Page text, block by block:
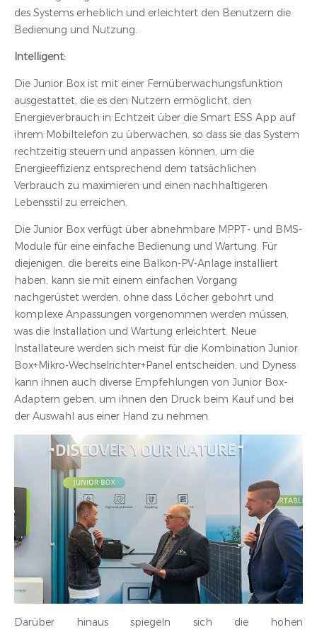
des Systems erheblich und erleichtert den Benutzern die
Bedienung und Nutzung.
Intelligent:
Die Junior Box ist mit einer Fernüberwachungsfunktion
ausgestattet, die es den Nutzern ermöglicht, den
Energieverbrauch in Echtzeit über die Smart ESS App auf
ihrem Mobiltelefon zu überwachen, so dass sie das System
rechtzeitig steuern und anpassen können, um die
Energieeffizienz entsprechend dem tatsächlichen
Verbrauch zu maximieren und einen nachhaltigeren
Lebensstil zu erreichen.
Die Junior Box verfügt über abnehmbare MPPT- und BMS-
Module für eine einfache Bedienung und Wartung. Für
diejenigen, die bereits eine Balkon-PV-Anlage installiert
haben, kann sie mit einem einfachen Vorgang
nachgerüstet werden, ohne dass Löcher gebohrt und
komplexe Anpassungen vorgenommen werden müssen,
was die Installation und Wartung erleichtert. Neue
Installateure werden sich meist für die Kombination Junior
Box+Mikro-Wechselrichter+Panel entscheiden, und Dyness
kann ihnen auch diverse Empfehlungen von Junior Box-
Adaptern geben, um ihnen den Druck beim Kauf und bei
der Auswahl aus einer Hand zu nehmen.
Darüber hinaus spiegeln sich die hohen